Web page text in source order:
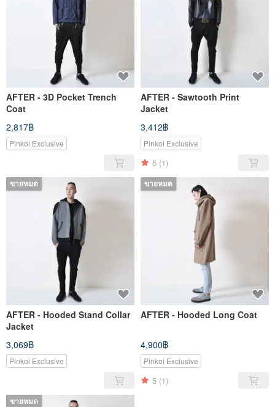
AFTER - 3D Pocket Trench
Coat
2,817฿
Pinkoi Exclusive
AFTER - Sawtooth Print
Jacket
3,412฿
Pinkoi Exclusive
5 (1)
ขายหมด
AFTER - Hooded Stand Collar
Jacket
3,069฿
Pinkoi Exclusive
ขายหมด
AFTER - Hooded Long Coat
4,900฿
Pinkoi Exclusive
5 (1)
ขายหมด